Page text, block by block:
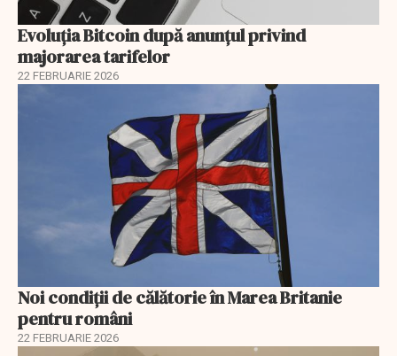
Evoluția Bitcoin după anunțul privind
majorarea tarifelor
22 FEBRUARIE 2026
Noi condiții de călătorie în Marea Britanie
pentru români
22 FEBRUARIE 2026